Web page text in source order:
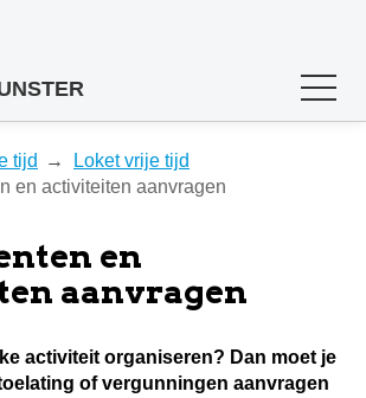
tijd
Loket vrije tijd
en activiteiten aanvragen
en
aanvragen
activiteit organiseren? Dan moet je
of vergunningen aanvragen